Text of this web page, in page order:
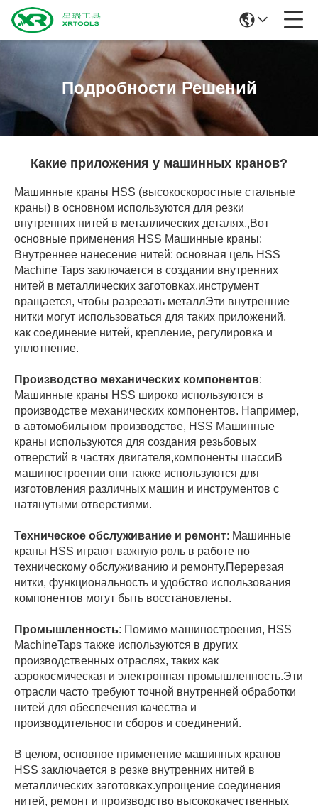
Подробности Решений
Какие приложения у машинных кранов?
Машинные краны HSS (высокоскоростные стальные
краны) в основном используются для резки
внутренних нитей в металлических деталях.,Вот
основные применения HSS Машинные краны:
Внутреннее нанесение нитей: основная цель HSS
Machine Taps заключается в создании внутренних
нитей в металлических заготовках.инструмент
вращается, чтобы разрезать металлЭти внутренние
нитки могут использоваться для таких приложений,
как соединение нитей, крепление, регулировка и
уплотнение.
Производство механических компонентов:
Машинные краны HSS широко используются в
производстве механических компонентов. Например,
в автомобильном производстве, HSS Машинные
краны используются для создания резьбовых
отверстий в частях двигателя,компоненты шассиВ
машиностроении они также используются для
изготовления различных машин и инструментов с
натянутыми отверстиями.
Техническое обслуживание и ремонт: Машинные
краны HSS играют важную роль в работе по
техническому обслуживанию и ремонту.Перерезая
нитки, функциональность и удобство использования
компонентов могут быть восстановлены.
Промышленность: Помимо машиностроения, HSS
MachineTaps также используются в других
производственных отраслях, таких как
аэрокосмическая и электронная промышленность.Эти
отрасли часто требуют точной внутренней обработки
нитей для обеспечения качества и
производительности сборов и соединений.
В целом, основное применение машинных кранов
HSS заключается в резке внутренних нитей в
металлических заготовках.упрощение соединения
нитей, ремонт и производство высококачественных